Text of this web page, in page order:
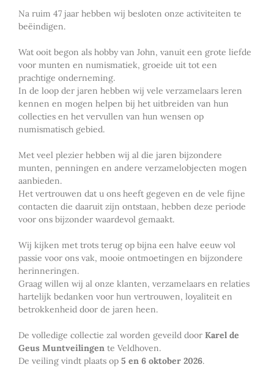
Na ruim 47 jaar hebben wij besloten onze activiteiten te
beëindigen.
Wat ooit begon als hobby van John, vanuit een grote liefde
voor munten en numismatiek, groeide uit tot een
prachtige onderneming.
In de loop der jaren hebben wij vele verzamelaars leren
kennen en mogen helpen bij het uitbreiden van hun
collecties en het vervullen van hun wensen op
numismatisch gebied.
Met veel plezier hebben wij al die jaren bijzondere
munten, penningen en andere verzamelobjecten mogen
aanbieden.
Het vertrouwen dat u ons heeft gegeven en de vele fijne
contacten die daaruit zijn ontstaan, hebben deze periode
voor ons bijzonder waardevol gemaakt.
Wij kijken met trots terug op bijna een halve eeuw vol
passie voor ons vak, mooie ontmoetingen en bijzondere
herinneringen.
Graag willen wij al onze klanten, verzamelaars en relaties
hartelijk bedanken voor hun vertrouwen, loyaliteit en
betrokkenheid door de jaren heen.
De volledige collectie zal worden geveild door Karel de
Geus Muntveilingen te Veldhoven.
De veiling vindt plaats op 5 en 6 oktober 2026.